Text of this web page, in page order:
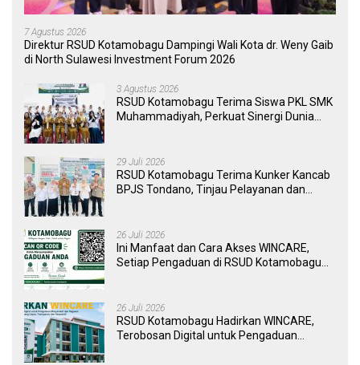
7 Agustus 2026
Direktur RSUD Kotamobagu Dampingi Wali Kota dr. Weny Gaib
di North Sulawesi Investment Forum 2026
3 Agustus 2026
RSUD Kotamobagu Terima Siswa PKL SMK
Muhammadiyah, Perkuat Sinergi Dunia
29 Juli 2026
RSUD Kotamobagu Terima Kunker Kancab
BPJS Tondano, Tinjau Pelayanan dan
26 Juli 2026
Ini Manfaat dan Cara Akses WINCARE,
Setiap Pengaduan di RSUD Kotamobagu
26 Juli 2026
RSUD Kotamobagu Hadirkan WINCARE,
Terobosan Digital untuk Pengaduan